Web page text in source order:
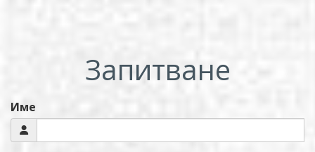
Запитване
Име